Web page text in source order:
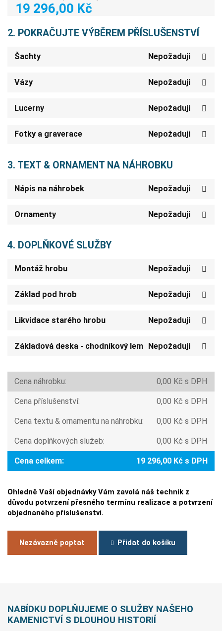
19 296,00 Kč
2. POKRAČUJTE VÝBĚREM PŘÍSLUŠENSTVÍ
Šachty Nepožaduji
Vázy Nepožaduji
Lucerny Nepožaduji
Fotky a graverace Nepožaduji
3. TEXT & ORNAMENT NA NÁHROBKU
Nápis na náhrobek Nepožaduji
Ornamenty Nepožaduji
4. DOPLŇKOVÉ SLUŽBY
Montáž hrobu Nepožaduji
Základ pod hrob Nepožaduji
Likvidace starého hrobu Nepožaduji
Základová deska - chodníkový lem Nepožaduji
Cena náhrobku: 0,00 Kč s DPH
Cena příslušenství: 0,00 Kč s DPH
Cena textu & ornamentu na náhrobku: 0,00 Kč s DPH
Cena doplňkových služeb: 0,00 Kč s DPH
Cena celkem: 19 296,00 Kč s DPH
Ohledně Vaší objednávky Vám zavolá náš technik z
důvodu potvrzení přesného termínu realizace a potvrzení
objednaného příslušenství.
Nezávazně poptat Přidat do košíku
NABÍDKU DOPLŇUJEME O SLUŽBY NAŠEHO
KAMENICTVÍ S DLOUHOU HISTORIÍ